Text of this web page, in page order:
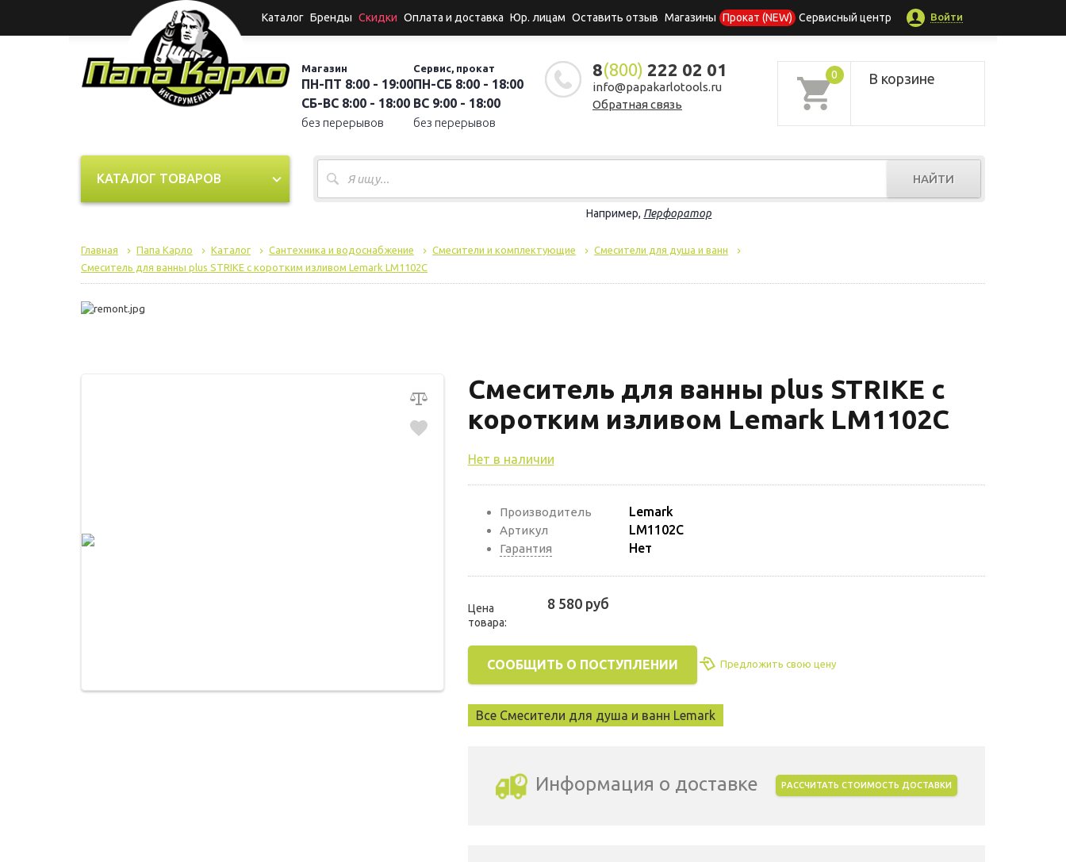
Каталог Бренды Скидки Оплата и доставка Юр. лицам Оставить отзыв Магазины Прокат (NEW) Сервисный центр Войти
Магазин
ПН-ПТ 8:00 - 19:00
СБ-ВС 8:00 - 18:00
без перерывов
Сервис, прокат
ПН-СБ 8:00 - 18:00
ВС 9:00 - 18:00
без перерывов
8(800) 222 02 01
info@papakarlotools.ru
Обратная связь
0 В корзине
НАЙТИ
Например, Перфоратор
КАТАЛОГ ТОВАРОВ
Главная Папа Карло Каталог Сантехника и водоснабжение Смесители и комплектующие
Смесители для душа и ванн
Смеситель для ванны plus STRIKE с коротким изливом Lemark LM1102C
Смеситель для ванны plus STRIKE с
коротким изливом Lemark LM1102C
Нет в наличии
Производитель Lemark
Артикул LM1102C
Гарантия Нет
Цена
товара:
8 580 руб
СООБЩИТЬ О ПОСТУПЛЕНИИ Предложить свою цену
Все Смесители для душа и ванн Lemark
Информация о доставке РАССЧИТАТЬ СТОИМОСТЬ ДОСТАВКИ